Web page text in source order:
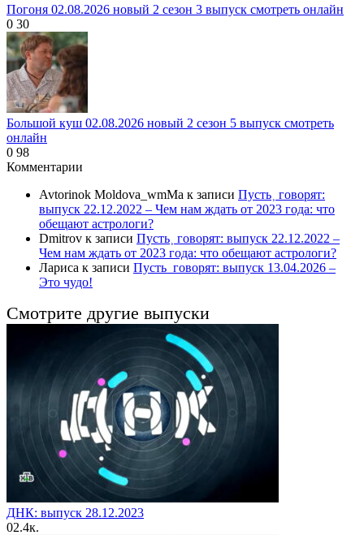
Погоня 02.08.2026 новый 2 сезон 3 выпуск смотреть онлайн
0 30
Большой куш 02.08.2026 новый 2 сезон 5 выпуск смотреть
онлайн
0 98
Комментарии
Avtorinok Moldova_wmMa к записи Пусть˲ говорят:
выпуск 22.12.2022 – Чем нам ждать от 2023 года: что
обещают астрологи?
Dmitrov к записи Пусть˲ говорят: выпуск 22.12.2022 –
Чем нам ждать от 2023 года: что обещают астрологи?
Лариса к записи Пусть_говорят: выпуск 13.04.2026 –
Это чудо!
Смотрите другие выпуски
ДНК: выпуск 28.12.2023
02.4к.